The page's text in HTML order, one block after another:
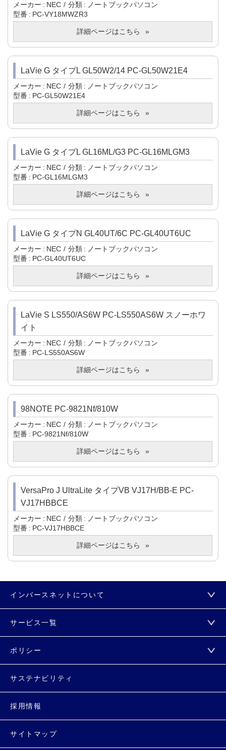
メーカー NEC 分類
ノートブックパソコン
型番
PC-VY18MWZR3
詳細ページはこちら
LaVie G タイプL GL50W2/14 PC-GL50W21E4
メーカー NEC 分類
ノートブックパソコン
型番
PC-GL50W21E4
詳細ページはこちら
LaVie G タイプL GL16ML/G3 PC-GL16MLGM3
メーカー NEC 分類
ノートブックパソコン
型番
PC-GL16MLGM3
詳細ページはこちら
LaVie G タイプN GL40UT/6C PC-GL40UT6UC
メーカー NEC 分類
ノートブックパソコン
型番
PC-GL40UT6UC
詳細ページはこちら
LaVie S LS550/AS6W PC-LS550AS6W スノーホワ
イト
メーカー NEC 分類
ノートブックパソコン
型番
PC-LS550AS6W
詳細ページはこちら
98NOTE PC-9821Nf/810W
メーカー NEC 分類
ノートブックパソコン
型番
PC-9821Nf/810W
詳細ページはこちら
VersaPro J UltraLite タイプVB VJ17H/BB-E PC-
VJ17HBBCE
メーカー NEC 分類
ノートブックパソコン
型番
PC-VJ17HBBCE
詳細ページはこちら
インバースネットについて
サービス一覧
ポリシー
サステナビリティ
採用情報
サイトマップ